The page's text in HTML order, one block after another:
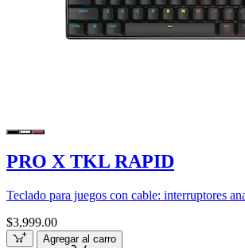
PRO X TKL RAPID
Teclado para juegos con cable: interruptores
$3,999.00
Agregar al carro